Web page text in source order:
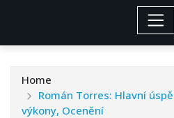
Home
Román Torres: Hlavní
výkony, Ocenění